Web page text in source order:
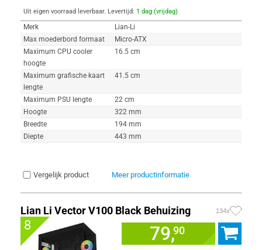
Uit eigen voorraad leverbaar. Levertijd: 1 dag (vrijdag)
Merk
Lian-Li
Max moederbord formaat
Micro-ATX
Maximum CPU cooler
hoogte
16.5 cm
Maximum grafische kaart
lengte
41.5 cm
Maximum PSU lengte
22 cm
Hoogte
322 mm
Breedte
194 mm
Diepte
443 mm
Vergelijk product Meer productinformatie
Lian Li Vector V100 Black Behuizing 134x
8 79,90